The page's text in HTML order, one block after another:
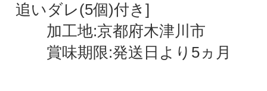
追いダレ(5個)付き]
加工地:京都府木津川市
賞味期限:発送日より5ヵ月